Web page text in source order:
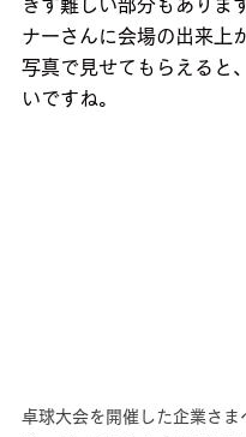
きず難しい部分もありま
ナーさんに会場の出来上
写真で見せてもらえると
いですね。
卓球大会を開催した企業さま